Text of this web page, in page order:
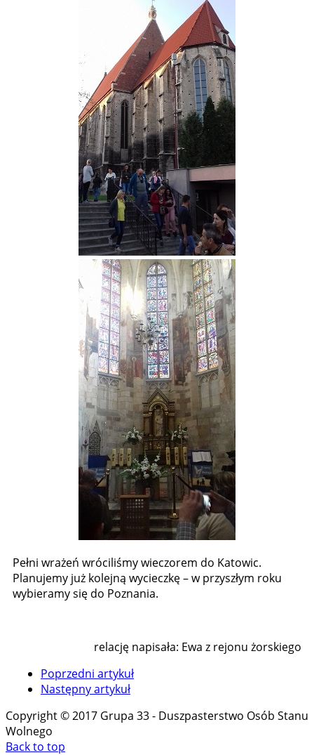
Pełni wrażeń wróciliśmy wieczorem do Katowic.
Planujemy już kolejną wycieczkę – w przyszłym roku
wybieramy się do Poznania.
relację napisała: Ewa z rejonu żorskiego
Poprzedni artykuł
Następny artykuł
Copyright © 2017 Grupa 33 - Duszpasterstwo Osób Stanu
Wolnego
Back to top